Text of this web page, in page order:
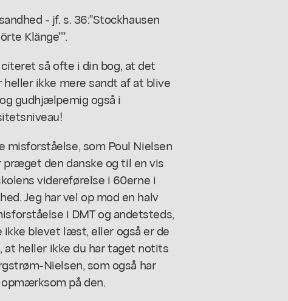
- jf. s. 36:"Stockhausen
Klänge"".
så ofte i din bog, at det
ikke mere sandt af at blive
gudhjælpemig også i
misforståelse, som Poul Nielsen
præget den danske og til en vis
videreførelse i 60erne i
Jeg har vel op mod en halv
i DMT og andetsteds,
ikke blevet læst, eller også er de
at heller ikke du har taget notits
Nielsen, som også har
på den.